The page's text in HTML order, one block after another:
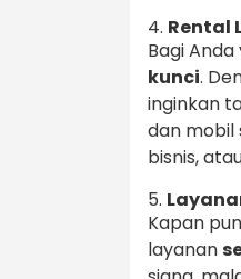
4. Rental
Bagi
kunci.
inginkan
dan mobil
bisnis,
5.
Kapan
layanan